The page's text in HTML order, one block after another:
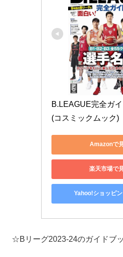
B.LEAGUE完全ガ
(コスミックムック)
Amazonで
楽天市場で
Yahoo!ショッピ
☆Bリーグ2023-24のガイドブ